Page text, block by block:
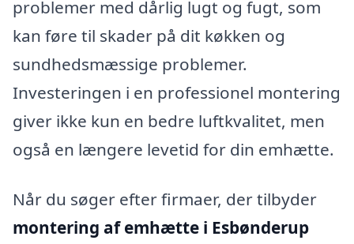
problemer med dårlig lugt og fugt, som
kan føre til skader på dit køkken og
sundhedsmæssige problemer.
Investeringen i en professionel montering
giver ikke kun en bedre luftkvalitet, men
også en længere levetid for din emhætte.
Når du søger efter firmaer, der tilbyder
montering af emhætte i Esbønderup